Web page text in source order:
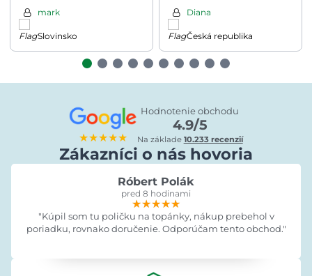
šedá mark
Slovinsko
Diana
Česká republika
★★★★★
Hodnotenie obchodu
4.9/5
Na základe 10.233 recenzií
Zákazníci o nás hovoria
Róbert Polák
pred 8 hodinami
★★★★★
★★★★★
★★★★★
"Kúpil som tu poličku na topánky, nákup prebehol v
poriadku, rovnako doručenie. Odporúčam tento obchod."